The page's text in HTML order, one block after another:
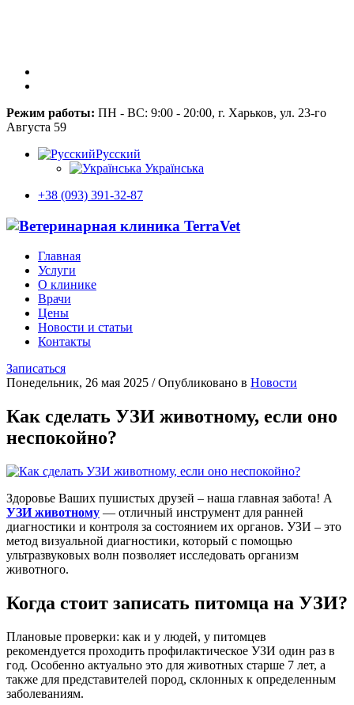
Режим работы: ПН - ВС: 9:00 - 20:00, г. Харьков, ул. 23-го
Августа 59
Русский
Українська
+38 (093) 391-32-87
Главная
Услуги
О клинике
Врачи
Цены
Новости и статьи
Контакты
Записаться
Понедельник, 26 мая 2025 /Опубликовано в Новости
Как сделать УЗИ животному, если оно
неспокойно?
Здоровье Ваших пушистых друзей – наша главная забота! А
УЗИ животному — отличный инструмент для ранней
диагностики и контроля за состоянием их органов. УЗИ – это
метод визуальной диагностики, который с помощью
ультразвуковых волн позволяет исследовать организм
животного.
Когда стоит записать питомца на УЗИ?
Плановые проверки: как и у людей, у питомцев
рекомендуется проходить профилактическое УЗИ один раз в
год. Особенно актуально это для животных старше 7 лет, а
также для представителей пород, склонных к определенным
заболеваниям.